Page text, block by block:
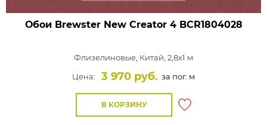
Обои Brewster New Creator 4BCR1804028
Флизелиновые, Китай, 2,8x1 м
Цена:
3 970 руб. за пог. м
В КОРЗИНУ